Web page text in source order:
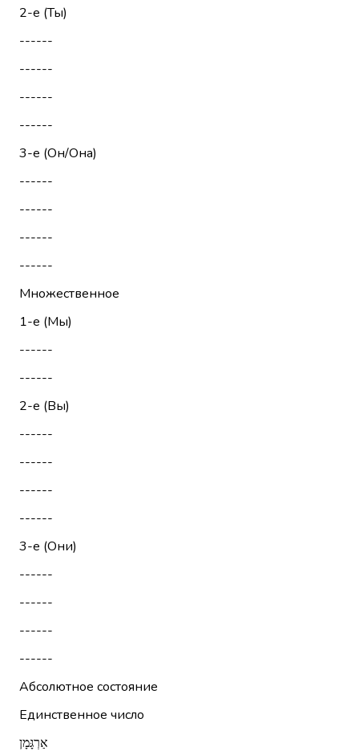
2-е (Ты)
------
------
------
------
3-е (Он/Она)
------
------
------
------
Множественное
1-е (Мы)
------
------
2-е (Вы)
------
------
------
------
3-е (Они)
------
------
------
------
Абсолютное состояние
Единственное число
אַרְגָּמָן